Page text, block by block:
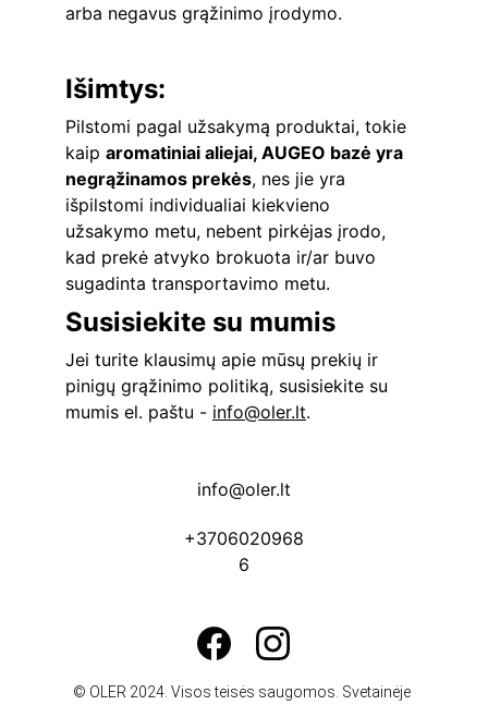
arba negavus grąžinimo įrodymo.
Išimtys:
Pilstomi pagal užsakymą produktai, tokie
kaip aromatiniai aliejai, AUGEO bazė yra
negrąžinamos prekės, nes jie yra
išpilstomi individualiai kiekvieno
užsakymo metu, nebent pirkėjas įrodo,
kad prekė atvyko brokuota ir/ar buvo
sugadinta transportavimo metu.
Susisiekite su mumis
Jei turite klausimų apie mūsų prekių ir
pinigų grąžinimo politiką, susisiekite su
mumis el. paštu - info@oler.lt.
info@oler.lt
© OLER 2024. Visos teisės saugomos. Svetainėje
+3706020968
6